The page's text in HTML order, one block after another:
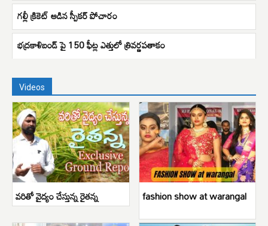
గల్లీ క్రికెట్ ఆడిన స్పీకర్ పోచారం
భద్రకాళిబండ్ పై 150 ఫీట్ల ఎత్తులో త్రివర్ణపతాకం
Videos
వరితో వైద్యం చేస్తున్న రైతన్న fashion show at warangal